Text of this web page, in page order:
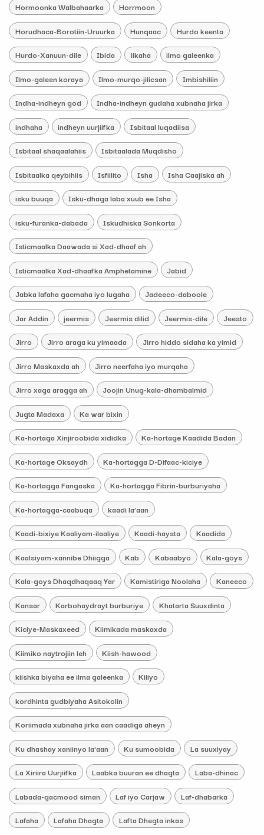
Hormoonka Walbahaarka Horrmoon
Horudhaca-Borotiin-Uruurka Hunqaac Hurdo keenta
Hurdo-Xanuun-dile Ibida ilkaha ilmo galeenka
Ilmo-galeen koraya Ilmo-murqo-jilicsan Imbishiliin
Indha-indheyn god Indha-indheyn gudaha xubnaha jirka
indhaha indheyn uurjiifka Isbitaal luqadiisa
Isbitaal shaqaalahiis Isbitaalada Muqdisho
Isbitaalka qeybihiis Isfiilito Isha Isha Caajiska ah
isku buuqa Isku-dhaga laba xuub ee Isha
isku-furanka-dabada Iskudhiska Sonkorta
Isticmaalka Daawada si Xad-dhaaf ah
Isticmaalka Xad-dhaafka Amphetamine Jabid
Jabka lafaha gacmaha iyo lugaha Jadeeco-daboole
Jar Addin jeermis Jeermis dilid Jeermis-dile Jeesto
Jirro Jirro araga ku yimaada Jirro hiddo sidaha ka yimid
Jirro Maskaxda ah Jirro neerfaha iyo murqaha
Jirro xaga aragga ah Joojin Unug-kala-dhambalmid
Jugta Madaxa Ka war bixin
Ka-hortaga Xinjiroobida xididka Ka-hortage Kaadida Badan
Ka-hortage Oksaydh Ka-hortagga D-Difaac-kiciye
Ka-hortagga Fangaska Ka-hortagga Fibrin-burburiyaha
Ka-hortagga-caabuqa kaadi la’aan
Kaadi-bixiye Kaaliyam-ilaaliye Kaadi-haysta Kaadida
Kaalsiyam-xannibe Dhiigga Kab Kabaabyo Kala-goys
Kala-goys Dhaqdhaqaaq Yar Kamistiriga Noolaha Kaneeco
Kansar Karbohaydrayt burburiye Khatarta Suuxdinta
Kiciye-Maskaxeed Kiimikada maskaxda
Kiimiko naytrojiin leh Kiish-hawood
kiishka biyaha ee ilma galeenka Kiliyo
kordhinta gudbiyaha Asitokolin
Koriimada xubnaha jirka aan caadiga aheyn
Ku dhashay xaniinyo la'aan Ku sumoobida La suuxiyay
La Xiriira Uurjiifka Laabka buuran ee dhagta Laba-dhinac
Labada-gacmood siman Laf iyo Carjaw Laf-dhabarka
Lafaha Lafaha Dhagta Lafta Dhegta inkas